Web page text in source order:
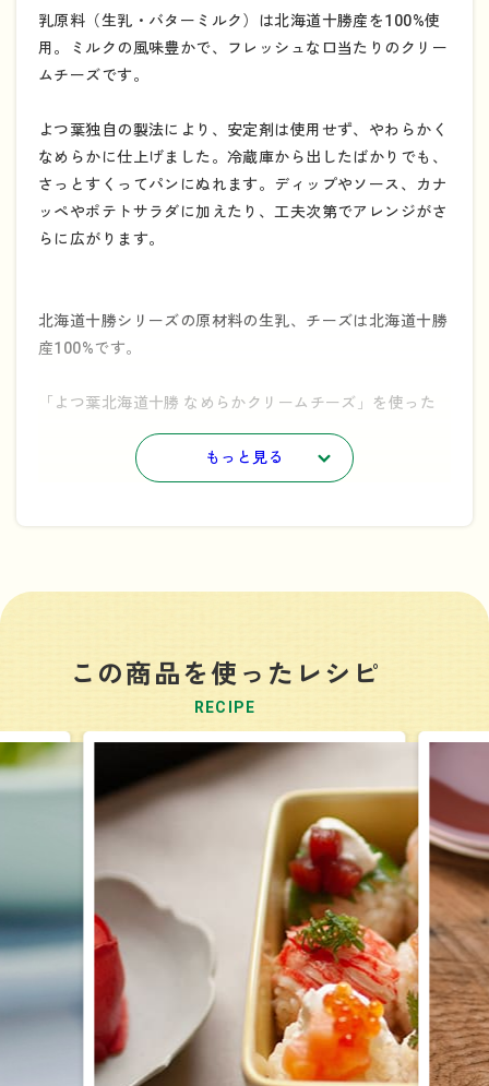
乳原料（生乳・バターミルク）は北海道十勝産を100%使
用。ミルクの風味豊かで、フレッシュな口当たりのクリー
ムチーズです。
よつ葉独自の製法により、安定剤は使用せず、やわらかく
なめらかに仕上げました。冷蔵庫から出したばかりでも、
さっとすくってパンにぬれます。ディップやソース、カナ
ッペやポテトサラダに加えたり、工夫次第でアレンジがさ
らに広がります。
北海道十勝シリーズの原材料の生乳、チーズは北海道十勝
産100%です。
「よつ葉北海道十勝 なめらかクリームチーズ」を使った
４つのレシピ動画です。
①チキンのクリームチーズ煮・②なめらかチーズポテサ
もっと見る
この商品を使ったレシピ
RECIPE